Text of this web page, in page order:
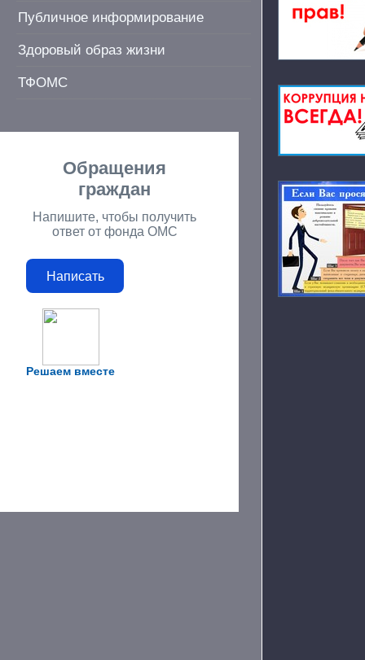
Публичное информирование
Здоровый образ жизни
ТФОМС
Решаем вместе
Обращения
граждан
Напишите, чтобы получить
ответ от фонда ОМС
Написать